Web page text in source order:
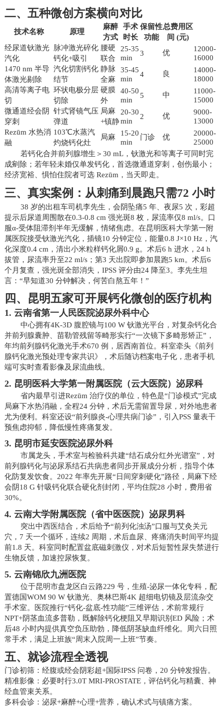
二、五种微创方案横向对比
技术名称 原理
麻醉
方式
手术
时长
保留性
功能
总费用区
间 (元)
经尿道钬激光
汽化
脉冲激光碎化
钙化+吸引
腰硬
联合
25-35
min
3 优
12000-
16000
1470 nm 半导
体激光剔除
汽化切割钙化
结节
静脉
全麻
35-45
min
4 良
14000-
18000
高清等离子电
切
环状电极分层
切除
硬膜
外
40-50
min
5 中
11000-
15000
微通道经会阴
穿刺
针式肾镜气压
弹道
局麻
+镇静
20-30
min
2 优
9000-
13000
Rezūm 水热消
融
103℃水蒸汽
灼烧钙化灶
局麻
15-20
min
门诊 优
20000-
25000
若钙化合并前列腺增生＞30 mL，钬激光和等离子可同时完
成剜除；若年轻未婚仅单发钙化，首选微通道穿刺，创伤最小；
经济宽裕、惧怕住院者可选 Rezūm，当天即走。
三、真实案例：从刺痛到晨跑只需72 小时
38 岁的出租车司机李先生，会阴坠痛5 年、夜尿5 次，彩超
提示后尿道周围散在0.3-0.8 cm 强光斑8 枚，尿流率仅8 ml/s。口
服α-受体阻滞剂半年无缓解，情绪焦虑。在昆明医科大学第一附
属医院接受钬激光汽化，插镜10 分钟定位，能量0.8 J×10 Hz，汽
化深度0.4 cm，清出小米粒样钙化屑0.9 g。术后6 h 进水，24 h
拔管，尿流率升至22 ml/s；第3 天出院即参加晨跑5 km。术后6
个月复查，强光斑全部消失，IPSS 评分由24 降至3。李先生坦
言：“早知道30 分钟解决，何苦白熬五年！”
四、昆明五家可开展钙化微创的医疗机构
1. 云南省第一人民医院泌尿外科中心
中心拥有4K-3D 腹腔镜与100 W 钬激光平台，对复杂钙化合
并前列腺囊肿、苗勒管残留等畸形实行“一次镜下多畸形矫正”，
年均前列腺钙化激光手术670 例，居西南首位。科室牵头《前列
腺钙化激光预处理专家共识》，术后随访档案电子化，患者手机
端可实时查看影像及尿流曲线。
2. 昆明医科大学第一附属医院（云大医院）泌尿科
省内最早引进Rezūm 治疗仪的单位，特色是“门诊模式”完成
局麻下水热消融，全程24 分钟，术后无需留置导尿，对外地患者
尤为便利。科室还设“前列腺炎-心理共病门诊”，引入PSS 量表干
预焦虑抑郁，降低慢性疼痛复发。
3. 昆明市延安医院泌尿外科
市属龙头，手术室与检验科共建“结石成分红外光谱室”，对
前列腺钙化与泌尿系结石共病患者同步开展成分分析，指导个体
化防复发饮食。2022 年率先开展“日间穿刺硬化”路径，局麻下经
会阴18 G 针吸钙化联合硬化剂封闭，平均住院28 小时，费用省
30%。
4. 云南大学附属医院（省中医医院）泌尿男科
突出中西医结合，术后给予“前列化浊汤”口服与艾灸关元
穴，7 天一个循环，连续2 周期，术后血尿、疼痛消失时间平均提
前1.8 天。科室同时配置盆底磁刺激仪，对术后短暂性尿失禁进行
生物反馈，加速控尿恢复。
5. 云南锦欣九洲医院
位于昆明市盘龙区白云路229 号，生殖-泌尿一体化专科，配
置德国WOM 90 W 钬激光、奥林巴斯4K 超细电切镜及层流杂交
手术室。医院推行“钙化-盆底-性功能”三维评估，术前常规行
NPT+阴茎血流多普勒，既解除钙化梗阻又早期识别ED 风险；术
后48 小时内提供真空负压助勃，降低阴茎缺血纤维化。周六日照
常手术，满足上班族“周末入院周一上班”节奏。
五、就诊流程全透视
门诊初筛：经腹或经会阴彩超+国际IPSS 问卷，20 分钟发报告。
精准影像：必要时行3.0T MRI-PROSTATE，评估钙化与精囊、神
经血管束关系。
多科会诊：泌尿+麻醉+心理+营养，确认术式与镇痛方案。